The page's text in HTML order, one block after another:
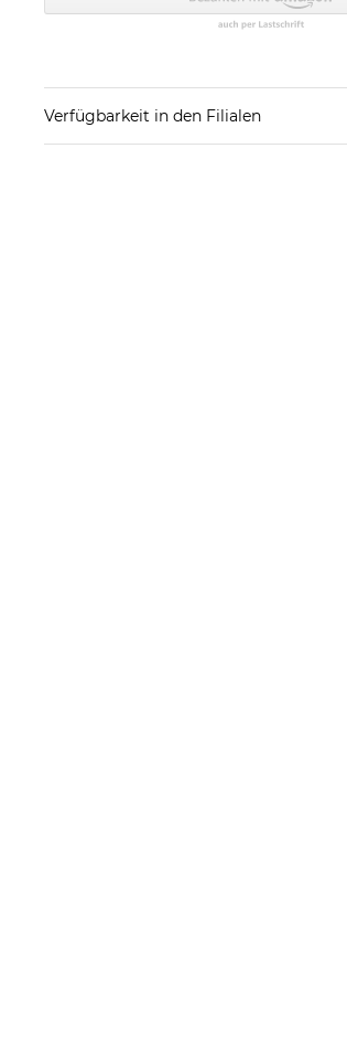
Verfügbarkeit in den Filialen